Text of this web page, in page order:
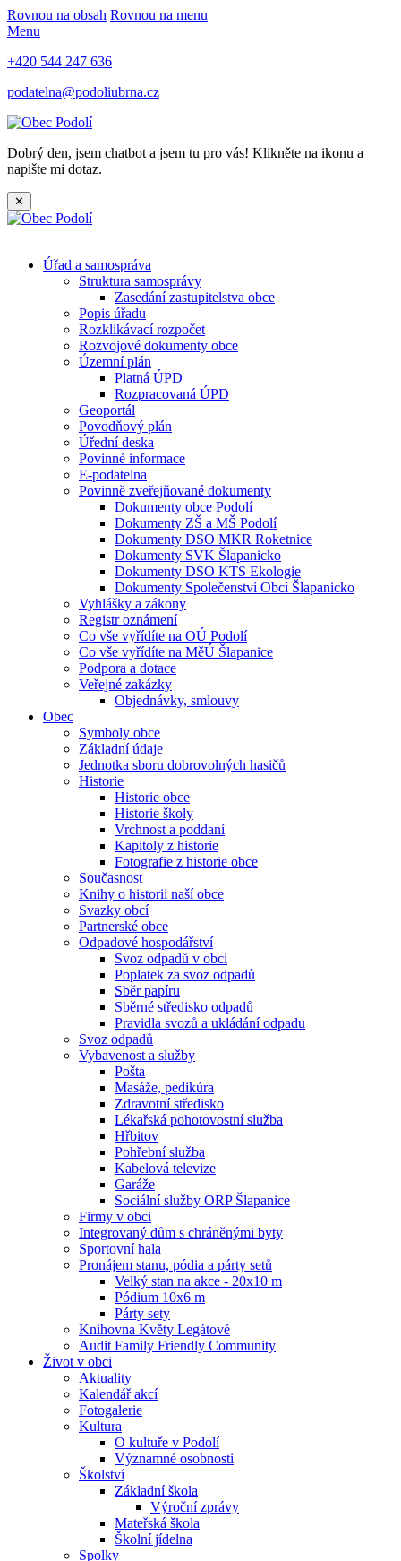
Rovnou na obsah Rovnou na menu
Menu
+420 544 247 636
podatelna@podoliubrna.cz
Dobrý den, jsem chatbot a jsem tu pro vás! Klikněte na ikonu a
napište mi dotaz.
✕
Úřad a samospráva
Struktura samosprávy
Zasedání zastupitelstva obce
Popis úřadu
Rozklikávací rozpočet
Rozvojové dokumenty obce
Územní plán
Platná ÚPD
Rozpracovaná ÚPD
Geoportál
Povodňový plán
Úřední deska
Povinné informace
E-podatelna
Povinně zveřejňované dokumenty
Dokumenty obce Podolí
Dokumenty ZŠ a MŠ Podolí
Dokumenty DSO MKR Roketnice
Dokumenty SVK Šlapanicko
Dokumenty DSO KTS Ekologie
Dokumenty Společenství Obcí Šlapanicko
Vyhlášky a zákony
Registr oznámení
Co vše vyřídíte na OÚ Podolí
Co vše vyřídíte na MěÚ Šlapanice
Podpora a dotace
Veřejné zakázky
Objednávky, smlouvy
Obec
Symboly obce
Základní údaje
Jednotka sboru dobrovolných hasičů
Historie
Historie obce
Historie školy
Vrchnost a poddaní
Kapitoly z historie
Fotografie z historie obce
Současnost
Knihy o historii naší obce
Svazky obcí
Partnerské obce
Odpadové hospodářství
Svoz odpadů v obci
Poplatek za svoz odpadů
Sběr papíru
Sběrné středisko odpadů
Pravidla svozů a ukládání odpadu
Svoz odpadů
Vybavenost a služby
Pošta
Masáže, pedikúra
Zdravotní středisko
Lékařská pohotovostní služba
Hřbitov
Pohřební služba
Kabelová televize
Garáže
Sociální služby ORP Šlapanice
Firmy v obci
Integrovaný dům s chráněnými byty
Sportovní hala
Pronájem stanu, pódia a párty setů
Velký stan na akce - 20x10 m
Pódium 10x6 m
Párty sety
Knihovna Květy Legátové
Audit Family Friendly Community
Život v obci
Aktuality
Kalendář akcí
Fotogalerie
Kultura
O kultuře v Podolí
Významné osobnosti
Školství
Základní škola
Výroční zprávy
Mateřská škola
Školní jídelna
Spolky